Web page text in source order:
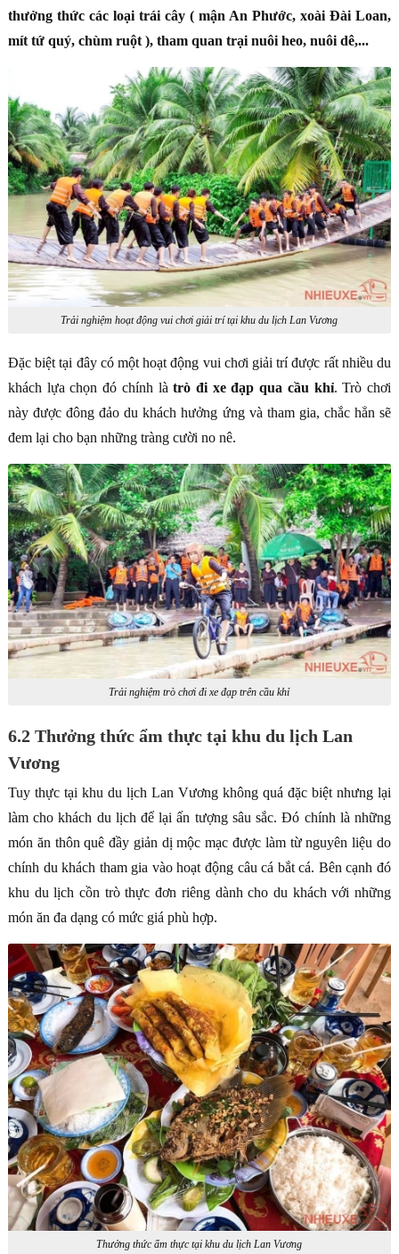
thưởng thức các loại trái cây ( mận An Phước, xoài Đài Loan,
mít tứ quý, chùm ruột ), tham quan trại nuôi heo, nuôi dê,...
Trải nghiệm hoạt động vui chơi giải trí tại khu du lịch Lan Vương
Đặc biệt tại đây có một hoạt động vui chơi giải trí được rất nhiều du
khách lựa chọn đó chính là trò đi xe đạp qua cầu khỉ. Trò chơi
này được đông đảo du khách hưởng ứng và tham gia, chắc hẳn sẽ
đem lại cho bạn những tràng cười no nê.
Trải nghiệm trò chơi đi xe đạp trên cầu khỉ
6.2 Thưởng thức ẩm thực tại khu du lịch Lan
Vương
Tuy thực tại khu du lịch Lan Vương không quá đặc biệt nhưng lại
làm cho khách du lịch để lại ấn tượng sâu sắc. Đó chính là những
món ăn thôn quê đầy giản dị mộc mạc được làm từ nguyên liệu do
chính du khách tham gia vào hoạt động câu cá bắt cá. Bên cạnh đó
khu du lịch cồn trò thực đơn riêng dành cho du khách với những
món ăn đa dạng có mức giá phù hợp.
Thưởng thức ẩm thực tại khu du lịch Lan Vương